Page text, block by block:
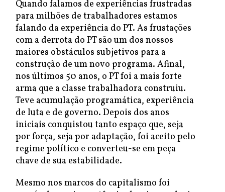
Quando falamos de experiências frustradas
para milhões de trabalhadores estamos
falando da experiência do PT. As frustações
com a derrota do PT são um dos nossos
maiores obstáculos subjetivos para a
construção de um novo programa. Afinal,
nos últimos 50 anos, o PT foi a mais forte
arma que a classe trabalhadora construiu.
Teve acumulação programática, experiência
de luta e de governo. Depois dos anos
iniciais conquistou tanto espaço que, seja
por força, seja por adaptação, foi aceito pelo
regime político e converteu-se em peça
chave de sua estabilidade.
Mesmo nos marcos do capitalismo foi